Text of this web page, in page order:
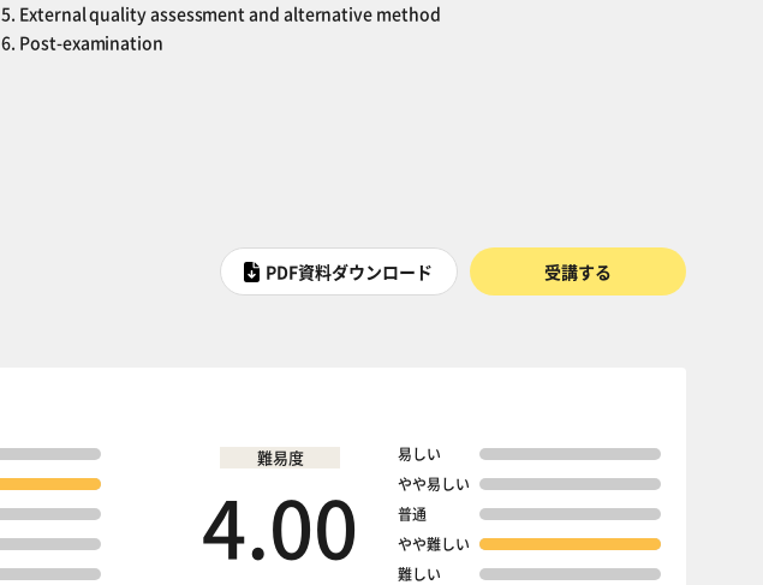
5. External quality assessment and alternative method
6. Post-examination
PDF資料ダウンロード 受講する
難易度
4.00
易しい
やや易しい
普通
やや難しい
難しい